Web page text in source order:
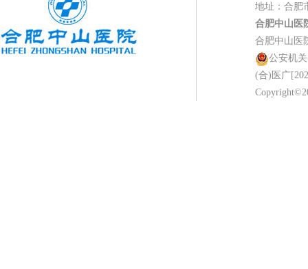
地址：合肥
合肥中山医
合肥中山医
公安机关
(合)医广